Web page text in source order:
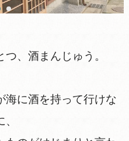
、酒まんじゅう。
海に酒を持って行けな